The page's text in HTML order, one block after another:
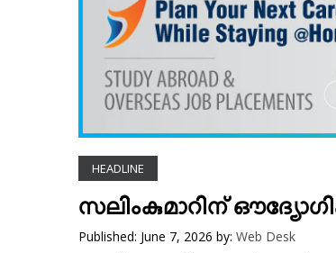
ARTS & LITERATURE
HEADLINE
സലിംകുമാറിന്
Published: June 7, 2026 by: Web Desk